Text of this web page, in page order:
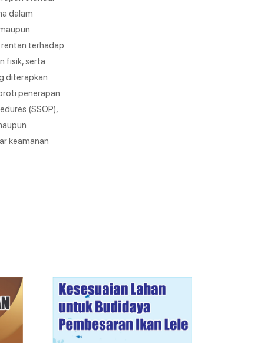
dalam
terhadap
fisik, serta
diterapkan
penerapan
(SSOP),
keamanan